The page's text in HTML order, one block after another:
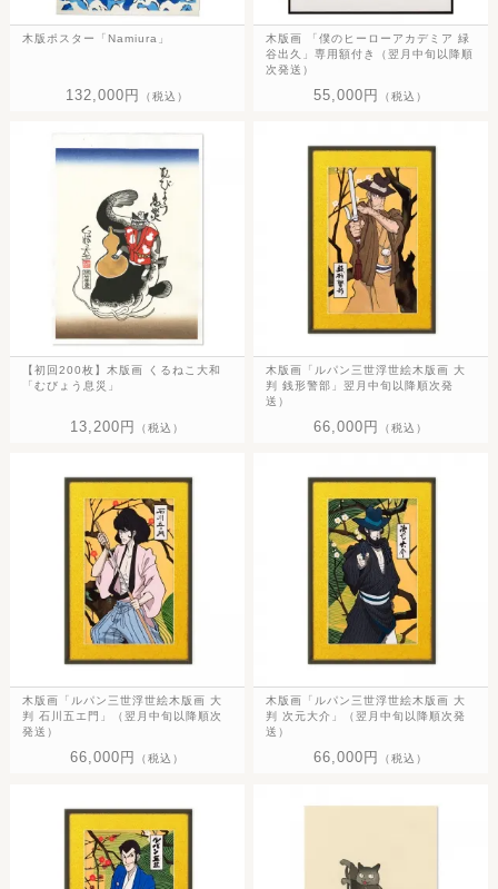
木版ポスター「Namiura」
132,000円 （税込）
木版画 「僕のヒーローアカデミア 緑
谷出久」専用額付き（翌月中旬以降順
次発送）
55,000円 （税込）
【初回200枚】木版画 くるねこ大和
「むびょう息災」
13,200円 （税込）
木版画「ルパン三世浮世絵木版画 大
判 銭形警部」翌月中旬以降順次発
送）
66,000円 （税込）
木版画「ルパン三世浮世絵木版画 大
判 石川五エ門」（翌月中旬以降順次
発送）
66,000円 （税込）
木版画「ルパン三世浮世絵木版画 大
判 次元大介」（翌月中旬以降順次発
送）
66,000円 （税込）